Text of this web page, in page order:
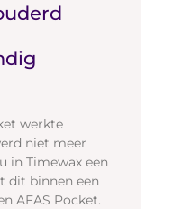
werkte
niet meer
in Timewax een
dit binnen een
AFAS Pocket.